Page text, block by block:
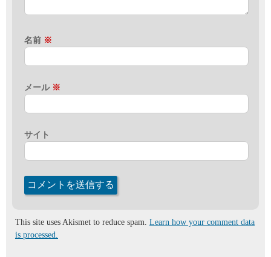
名前 ※
メール ※
サイト
This site uses Akismet to reduce spam. Learn how your comment data
is processed.